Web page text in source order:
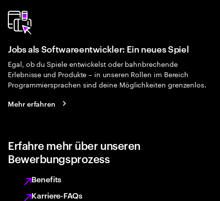
Jobs als Softwareentwickler: Ein neues Spiel
Egal, ob du Spiele entwickelst oder bahnbrechende
Erlebnisse und Produkte – in unseren Rollen im Bereich
Programmiersprachen sind deine Möglichkeiten grenzenlos.
Mehr erfahren
Erfahre mehr über unseren
Bewerbungsprozess
Benefits
Karriere-FAQs